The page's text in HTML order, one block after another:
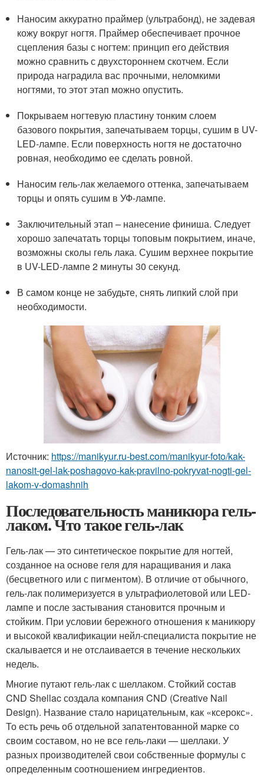
Наносим аккуратно праймер (ультрабонд), не задевая
кожу вокруг ногтя. Праймер обеспечивает прочное
сцепления базы с ногтем: принцип его действия
можно сравнить с двухстороннем скотчем. Если
природа наградила вас прочными, неломкими
ногтями, то этот этап можно опустить.
Покрываем ногтевую пластину тонким слоем
базового покрытия, запечатываем торцы, сушим в UV-
LED-лампе. Если поверхность ногтя не достаточно
ровная, необходимо ее сделать ровной.
Наносим гель-лак желаемого оттенка, запечатываем
торцы и опять сушим в УФ-лампе.
Заключительный этап – нанесение финиша. Следует
хорошо запечатать торцы топовым покрытием, иначе,
возможны сколы гель лака. Сушим верхнее покрытие
в UV-LED-лампе 2 минуты 30 секунд.
В самом конце не забудьте, снять липкий слой при
необходимости.
Источник: https://manikyur.ru-best.com/manikyur-foto/kak-
nanosit-gel-lak-poshagovo-kak-pravilno-pokryvat-nogti-gel-
lakom-v-domashnih
Последовательность маникюра гель-
лаком. Что такое гель-лак
Гель-лак — это синтетическое покрытие для ногтей,
созданное на основе геля для наращивания и лака
(бесцветного или с пигментом). В отличие от обычного,
гель-лак полимеризуется в ультрафиолетовой или LED-
лампе и после застывания становится прочным и
стойким. При условии бережного отношения к маникюру
и высокой квалификации нейл-специалиста покрытие не
скалывается и не отслаивается в течение нескольких
недель.
Многие путают гель-лак с шеллаком. Стойкий состав
CND Shellac создала компания CND (Creative Nail
Design). Название стало нарицательным, как «ксерокс».
То есть речь об отдельной запатентованной марке со
своим составом, но не все гель-лаки — шеллаки. У
разных производителей свои собственные формулы с
определенным соотношением ингредиентов.